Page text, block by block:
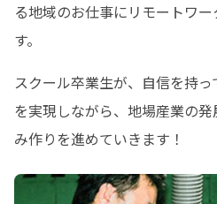
る地域のお仕事にリモートワ
す。
スクール卒業生が、自信を持
を実現しながら、地場産業の
み作りを進めていきます！